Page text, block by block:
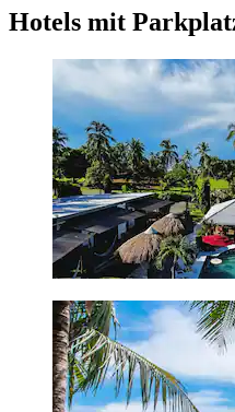
Hotels mit